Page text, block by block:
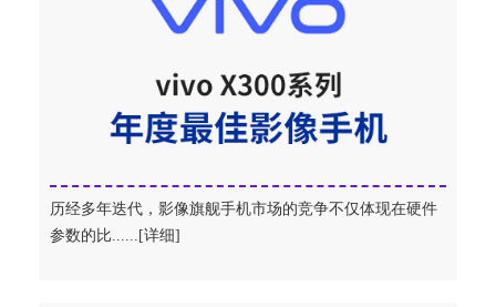
历经多年迭代，影像旗舰手机市场的竞争不仅体现在硬件
参数的比......[详细]